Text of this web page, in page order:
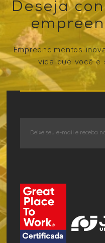
Deseja
Empreendimentos
vida que você e